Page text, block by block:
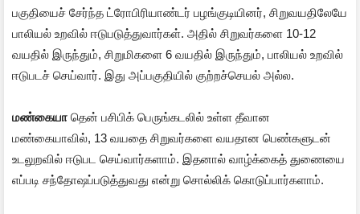
பகுதியைச் சேர்ந்த ட்ரோபிரியாண்டர் பழங்குடியினர், சிறுவயதிலேயே
பாலியல் உறவில் ஈடுபடுத்துவார்கள். அதில் சிறுவர்களை 10-12
வயதில் இருந்தும், சிறுமிகளை 6 வயதில் இருந்தும், பாலியல் உறவில்
ஈடுபடச் செய்வார். இது அப்பகுதியில் குற்றச்செயல் அல்ல.
மண்கையா தென் பசிபிக் பெருங்கடலில் உள்ள தீவான
மண்கையாவில், 13 வயதை சிறுவர்களை வயதான பெண்களுடன்
உடலுறவில் ஈடுபட செய்வார்களாம். இதனால் வாழ்க்கைத் துணையை
எப்படி சந்தோஷப்படுத்துவது என்று சொல்லிக் கொடுப்பார்களாம்.